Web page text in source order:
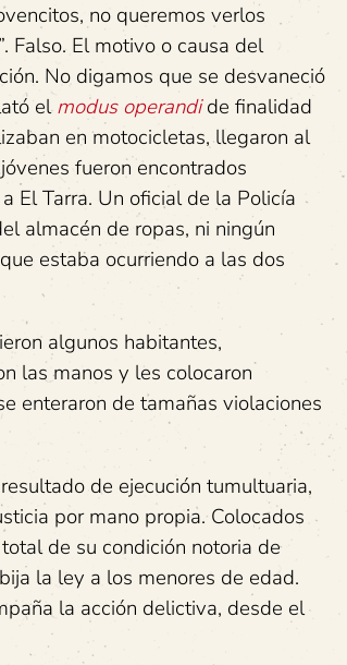
no queremos verlos
Falso. El motivo o causa del
No digamos que se desvaneció
elmodus operandide finalidad
en motocicletas, llegaron al
fueron encontrados
El Tarra. Un oficial de la Policía
almacén de ropas, ni ningún
estaba ocurriendo a las dos
algunos habitantes,
las manos y les colocaron
enteraron de tamañas violaciones
de ejecución tumultuaria,
por mano propia. Colocados
de su condición notoria de
la ley a los menores de edad.
la acción delictiva, desde el